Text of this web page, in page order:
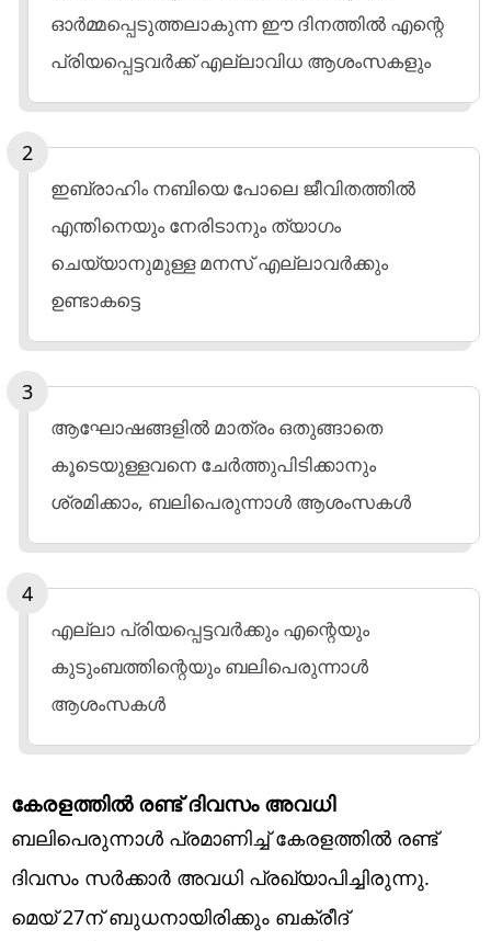
ഓര്‍മ്മപ്പെടുത്തലാകുന്ന ഈ ദിനത്തില്‍ എന്റെ
പ്രിയപ്പെട്ടവര്‍ക്ക് എല്ലാവിധ ആശംസകളും
ഇബ്രാഹിം നബിയെ പോലെ ജീവിതത്തില്‍
എന്തിനെയും നേരിടാനും ത്യാഗം
ചെയ്യാനുമുള്ള മനസ് എല്ലാവര്‍ക്കും
ഉണ്ടാകട്ടെ
ആഘോഷങ്ങളില്‍ മാത്രം ഒതുങ്ങാതെ
കൂടെയുള്ളവനെ ചേര്‍ത്തുപിടിക്കാനും
ശ്രമിക്കാം, ബലിപെരുന്നാള്‍ ആശംസകള്‍
എല്ലാ പ്രിയപ്പെട്ടവര്‍ക്കും എന്റെയും
കുടുംബത്തിന്റെയും ബലിപെരുന്നാള്‍
ആശംസകള്‍
കേരളത്തില്‍ രണ്ട് ദിവസം അവധി
ബലിപെരുന്നാള്‍ പ്രമാണിച്ച് കേരളത്തില്‍ രണ്ട്
ദിവസം സര്‍ക്കാര്‍ അവധി പ്രഖ്യാപിച്ചിരുന്നു.
മെയ് 27ന് ബുധനായിരിക്കും ബക്രീദ്